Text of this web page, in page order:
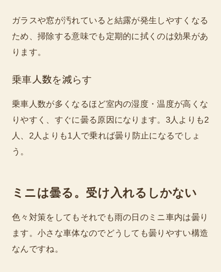
ガラスや窓が汚れていると結露が発生しやすくなる
ため、掃除する意味でも定期的に拭くのは効果があ
ります。
乗車人数を減らす
乗車人数が多くなるほど室内の湿度・温度が高くな
りやすく、すぐに曇る原因になります。3人よりも2
人、2人よりも1人で乗れば曇り防止になるでしょ
う。
ミニは曇る。受け入れるしかない
色々対策をしてもそれでも雨の日のミニ車内は曇り
ます。小さな車体なのでどうしても曇りやすい構造
なんですね。